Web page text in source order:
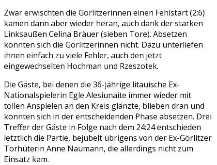
Zwar erwischten die Görlitzerinnen einen Fehlstart (2:6)
kamen dann aber wieder heran, auch dank der starken
Linksaußen Celina Bräuer (sieben Tore). Absetzen
konnten sich die Görlitzerinnen nicht. Dazu unterliefen
ihnen einfach zu viele Fehler, auch den jetzt
eingewechselten Hochman und Rzeszotek.
Die Gäste, bei denen die 36-jährige litauische Ex-
Nationalspielerin Egle Alesiunaite immer wieder mit
tollen Anspielen an den Kreis glänzte, blieben dran und
konnten sich in der entscheidenden Phase absetzen. Drei
Treffer der Gäste in Folge nach dem 24:24 entschieden
letztlich die Partie, bejubelt übrigens von der Ex-Görlitzer
Torhüterin Anne Naumann, die allerdings nicht zum
Einsatz kam.